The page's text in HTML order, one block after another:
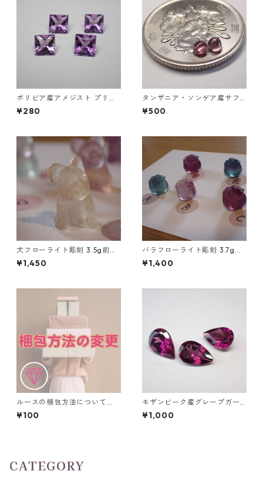
ボリビア産アメジスト プリン
セスカットルース 0.25ct前後
4mm前後
¥280
タンザニア・ソンゲア産サフ
ァイアペア ラウンドカボショ
ン 0.15ct前後 3mm前後
¥500
犬フローライト彫刻 3.5g前後
高さ17mm前後
¥1,450
バラフローライト彫刻 3.7g前
後 高さ13mm前後
¥1,400
ルースの梱包方法について
（ルースケース利用の追加料
金）
¥100
モザンビーク産グレープガー
ネット ペアシェイプカットル
ース 0.4ct前後 6mm*4mm前
¥1,000
CATEGORY